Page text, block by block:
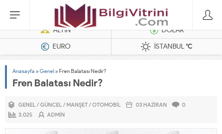
Dizel Jeneratörler
ALTIN
DOLAR
EURO
İSTANBUL°C
Anasayfa »Genel »Fren Balatası Nedir?
Fren Balatası Nedir?
GENEL/GÜNCEL/ MANŞET/OTOMOBIL 03 HAZIRAN
0
3.025
ADMIN